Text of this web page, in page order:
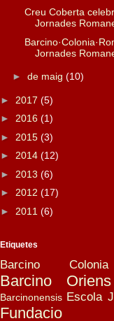
Creu Coberta
Jornades
Jornades
► de maig (10)
► 2017 (5)
► 2016 (1)
► 2015 (3)
► 2014 (12)
► 2013 (6)
► 2012 (17)
► 2011 (6)
Etiquetes
Barcino
Barcino Oriens
Barcinonensis Escola
Fundacio